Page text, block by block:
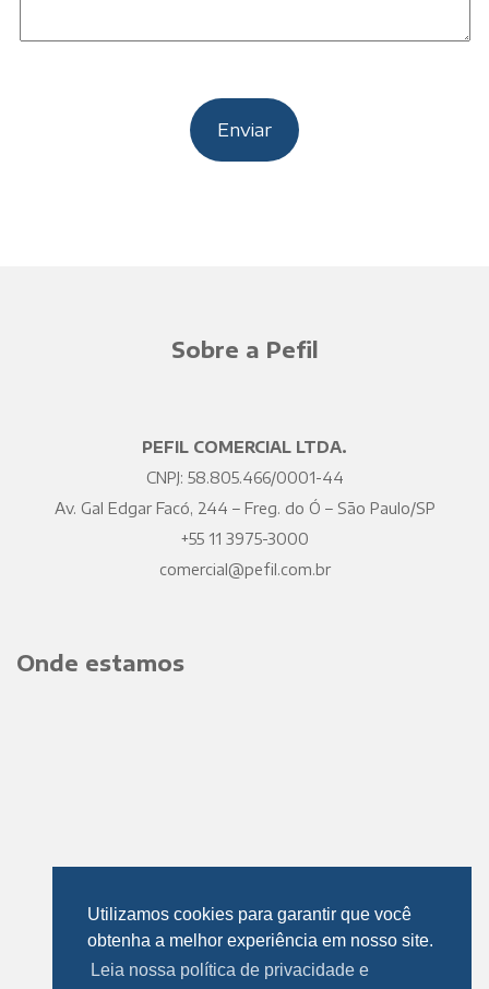
Sobre a Pefil
PEFIL COMERCIAL LTDA.
CNPJ: 58.805.466/0001-44
Av. Gal Edgar Facó, 244 – Freg. do Ó – São Paulo/SP
+55 11 3975-3000
comercial@pefil.com.br
Onde estamos
Utilizamos cookies para garantir que você
obtenha a melhor experiência em nosso site.
Leia nossa política de privacidade e